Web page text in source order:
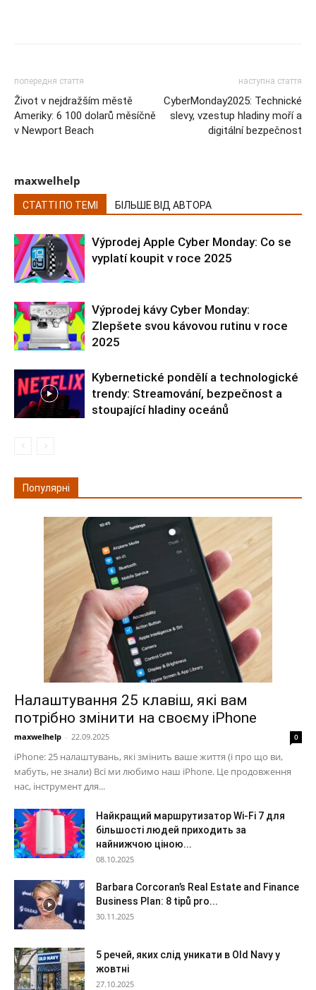
попередня стаття
Život v nejdražším městě
Ameriky: 6 100 dolarů měsíčně
v Newport Beach
наступна стаття
CyberMonday2025: Technické
slevy, vzestup hladiny moří a
digitální bezpečnost
maxwelhelp
СТАТТІ ПО ТЕМІ БІЛЬШЕ ВІД АВТОРА
Výprodej Apple Cyber Monday: Co se
vyplatí koupit v roce 2025
Výprodej kávy Cyber Monday:
Zlepšete svou kávovou rutinu v roce
2025
Kybernetické pondělí a technologické
trendy: Streamování, bezpečnost a
stoupající hladiny oceánů
Популярні
Налаштування 25 клавіш, які вам
потрібно змінити на своєму iPhone
maxwelhelp - 22.09.2025 0
iPhone: 25 налаштувань, які змінить ваше життя (і про що ви,
мабуть, не знали) Всі ми любимо наш iPhone. Це продовження
нас, інструмент для...
Найкращий маршрутизатор Wi-Fi 7 для
більшості людей приходить за
найнижчою ціною...
08.10.2025
Barbara Corcoran’s Real Estate and Finance
Business Plan: 8 tipů pro...
30.11.2025
5 речей, яких слід уникати в Old Navy у
жовтні
27.10.2025